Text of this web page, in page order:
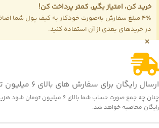
خرید کن، امتیاز بگیر، کمتر پرداخت کن!
4٪ مبلغ سفارش به‌صورت خودکار به کیف پول شما
در خریدهای بعدی از آن استفاده کنید.
×
ارسال رایگان برای سفارش های بالای 6 میلیون تومان
چنان چه جمع صورت حساب شما بالای 6
رایگان محاصبه خواهد شد.